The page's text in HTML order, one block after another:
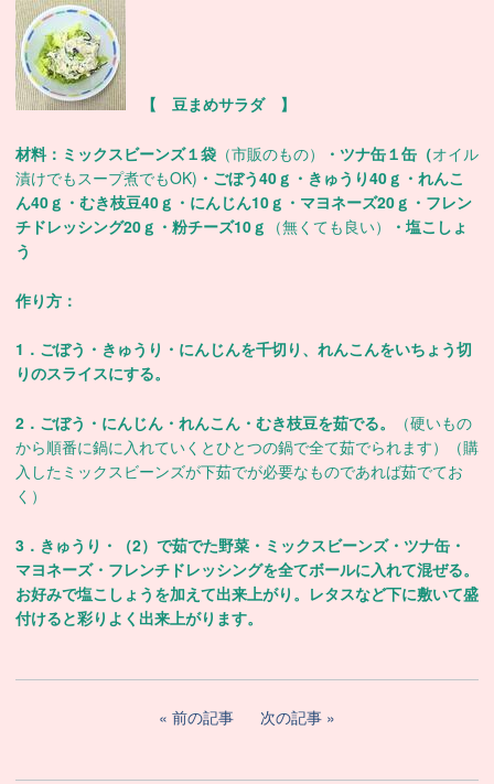
【 豆まめサラダ 】
材料：ミックスビーンズ１袋 （市販のもの） ・ツナ缶１缶（オイル
漬けでもスープ煮でもOK) ・ごぼう40ｇ・きゅうり40ｇ・れんこ
ん40ｇ・むき枝豆40ｇ・にんじん10ｇ・マヨネーズ20ｇ・フレン
チドレッシング20ｇ・粉チーズ10ｇ （無くても良い）
・塩こしょ
う
作り方：
1．ごぼう・きゅうり・にんじんを千切り、れんこんをいちょう切
りのスライスにする。
2．ごぼう・にんじん・れんこん・むき枝豆を茹でる。
（硬いもの
から順番に鍋に入れていくとひとつの鍋で全て茹でられます）（購
入したミックスビーンズが下茹でが必要なものであれば茹でてお
く）
3．きゅうり・（2）で茹でた野菜・ミックスビーンズ・ツナ缶・
マヨネーズ・フレンチドレッシングを全てボールに入れて混ぜる。
お好みで塩こしょうを加えて出来上がり。レタスなど下に敷いて盛
付けると彩りよく出来上がります。
前の記事 次の記事